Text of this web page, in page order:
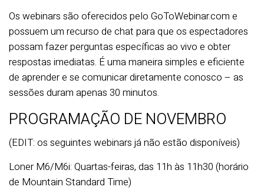
Os webinars são oferecidos pelo GoToWebinar.com e
possuem um recurso de chat para que os espectadores
possam fazer perguntas específicas ao vivo e obter
respostas imediatas. É uma maneira simples e eficiente
de aprender e se comunicar diretamente conosco – as
sessões duram apenas 30 minutos.
PROGRAMAÇÃO DE NOVEMBRO
(EDIT: os seguintes webinars já não estão disponíveis)
Loner M6/M6i: Quartas-feiras, das 11h às 11h30 (horário
de Mountain Standard Time)